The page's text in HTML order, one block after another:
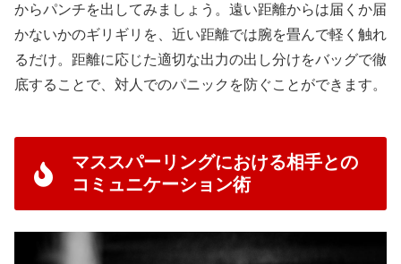
からパンチを出してみましょう。遠い距離からは届くか届
かないかのギリギリを、近い距離では腕を畳んで軽く触れ
るだけ。距離に応じた適切な出力の出し分けをバッグで徹
底することで、対人でのパニックを防ぐことができます。
マススパーリングにおける相手との
コミュニケーション術